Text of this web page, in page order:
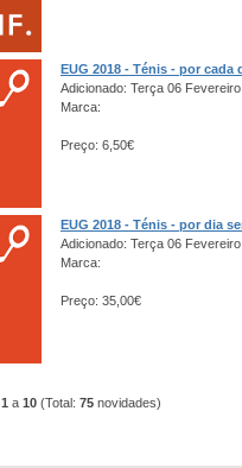
EUG 2018 - Ténis - por
Adicionado: Terça 06
Marca:
Preço: 6,50€
EUG 2018 - Ténis - por dia
Adicionado: Terça 06
Marca:
Preço: 35,00€
1 a 10 (Total: 75 novidades)